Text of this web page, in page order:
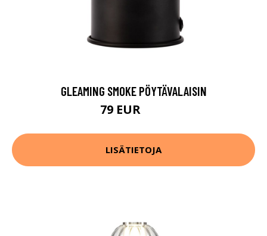
GLEAMING SMOKE PÖYTÄVALAISIN
79 EUR
LISÄTIETOJA